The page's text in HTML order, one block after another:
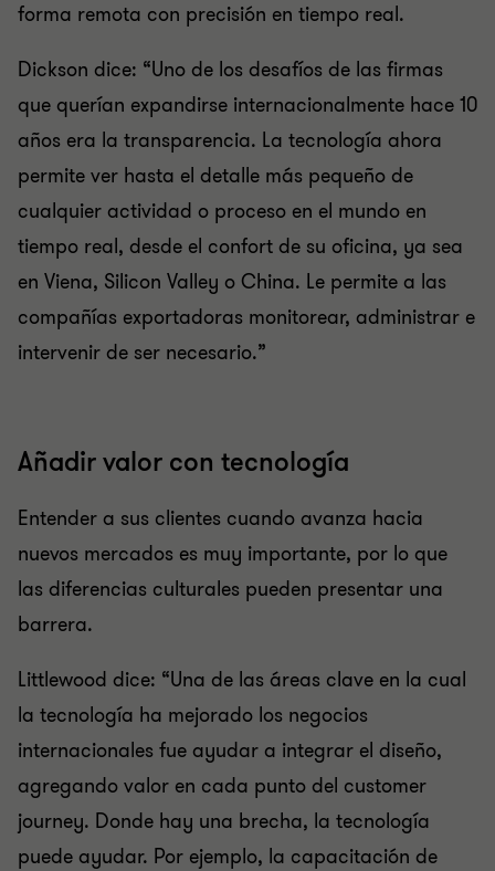
forma remota con precisión en tiempo real.
Dickson dice: “Uno de los desafíos de las firmas
que querían expandirse internacionalmente hace 10
años era la transparencia. La tecnología ahora
permite ver hasta el detalle más pequeño de
cualquier actividad o proceso en el mundo en
tiempo real, desde el confort de su oficina, ya sea
en Viena, Silicon Valley o China. Le permite a las
compañías exportadoras monitorear, administrar e
intervenir de ser necesario.”
Añadir valor con tecnología
Entender a sus clientes cuando avanza hacia
nuevos mercados es muy importante, por lo que
las diferencias culturales pueden presentar una
barrera.
Littlewood dice: “Una de las áreas clave en la cual
la tecnología ha mejorado los negocios
internacionales fue ayudar a integrar el diseño,
agregando valor en cada punto del customer
journey. Donde hay una brecha, la tecnología
puede ayudar. Por ejemplo, la capacitación de